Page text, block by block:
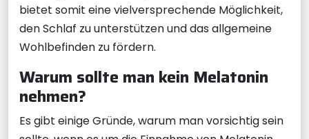
bietet somit eine vielversprechende Möglichkeit,
den Schlaf zu unterstützen und das allgemeine
Wohlbefinden zu fördern.
Warum sollte man kein Melatonin
nehmen?
Es gibt einige Gründe, warum man vorsichtig sein